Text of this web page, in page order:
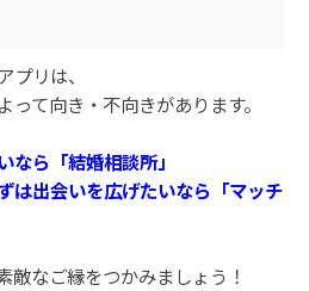
リは、
て向き・不向きがあります。
なら「結婚相談所」
は出会いを広げたいなら「マッチ
敵なご縁をつかみましょう！